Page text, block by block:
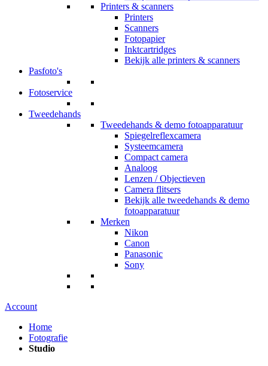
Printers & scanners
Printers
Scanners
Fotopapier
Inktcartridges
Bekijk alle printers & scanners
Pasfoto's
Fotoservice
Tweedehands
Tweedehands & demo fotoapparatuur
Spiegelreflexcamera
Systeemcamera
Compact camera
Analoog
Lenzen / Objectieven
Camera flitsers
Bekijk alle tweedehands & demo
fotoapparatuur
Merken
Nikon
Canon
Panasonic
Sony
Account
Home
Fotografie
Studio